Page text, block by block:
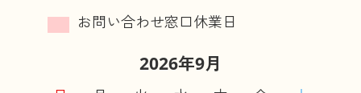
2026年9月